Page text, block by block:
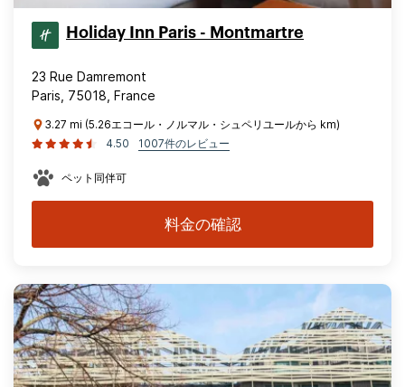
Holiday Inn Paris - Montmartre
23 Rue Damremont
Paris, 75018, France
3.27 mi (5.26エコール・ノルマル・シュペリユールから km)
4.50
1007件のレビュー
ペット同伴可
料金の確認